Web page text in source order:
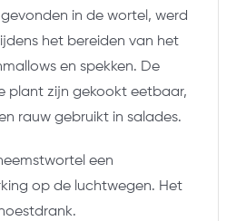
in de wortel, werd
het bereiden van het
en spekken. De
plant zijn gekookt eetbaar,
rauw gebruikt in salades.
een
op de luchtwegen. Het